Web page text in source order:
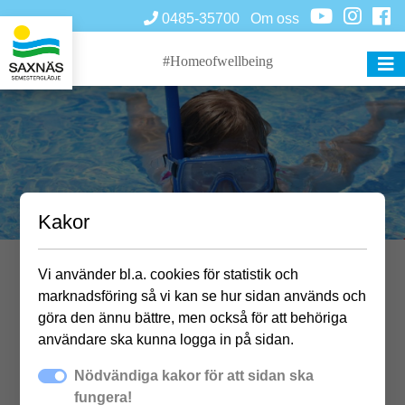
0485-35700 Om oss
#Homeofwellbeing
Öppettider Sydpoolen
Kakor
Vi använder bl.a. cookies för statistik och
marknadsföring så vi kan se hur sidan används och
göra den ännu bättre, men också för att behöriga
användare ska kunna logga in på sidan.
Nödvändiga kakor för att sidan ska
fungera!